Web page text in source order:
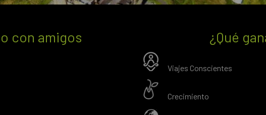
con amigos ¿Qué
Viajes Conscientes
Crecimiento